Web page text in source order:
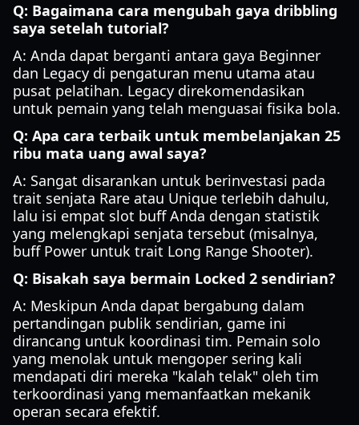
Q: Bagaimana cara mengubah gaya dribbling
saya setelah tutorial?
A: Anda dapat berganti antara gaya Beginner
dan Legacy di pengaturan menu utama atau
pusat pelatihan. Legacy direkomendasikan
untuk pemain yang telah menguasai fisika bola.
Q: Apa cara terbaik untuk membelanjakan 25
ribu mata uang awal saya?
A: Sangat disarankan untuk berinvestasi pada
trait senjata Rare atau Unique terlebih dahulu,
lalu isi empat slot buff Anda dengan statistik
yang melengkapi senjata tersebut (misalnya,
buff Power untuk trait Long Range Shooter).
Q: Bisakah saya bermain Locked 2 sendirian?
A: Meskipun Anda dapat bergabung dalam
pertandingan publik sendirian, game ini
dirancang untuk koordinasi tim. Pemain solo
yang menolak untuk mengoper sering kali
mendapati diri mereka "kalah telak" oleh tim
terkoordinasi yang memanfaatkan mekanik
operan secara efektif.